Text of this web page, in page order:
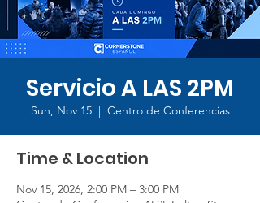
Servicio A LAS 2PM
Sun, Nov 15
  |
Centro de Conferencias
Time & Location
Nov 15, 2026, 2:00 PM – 3:00 PM